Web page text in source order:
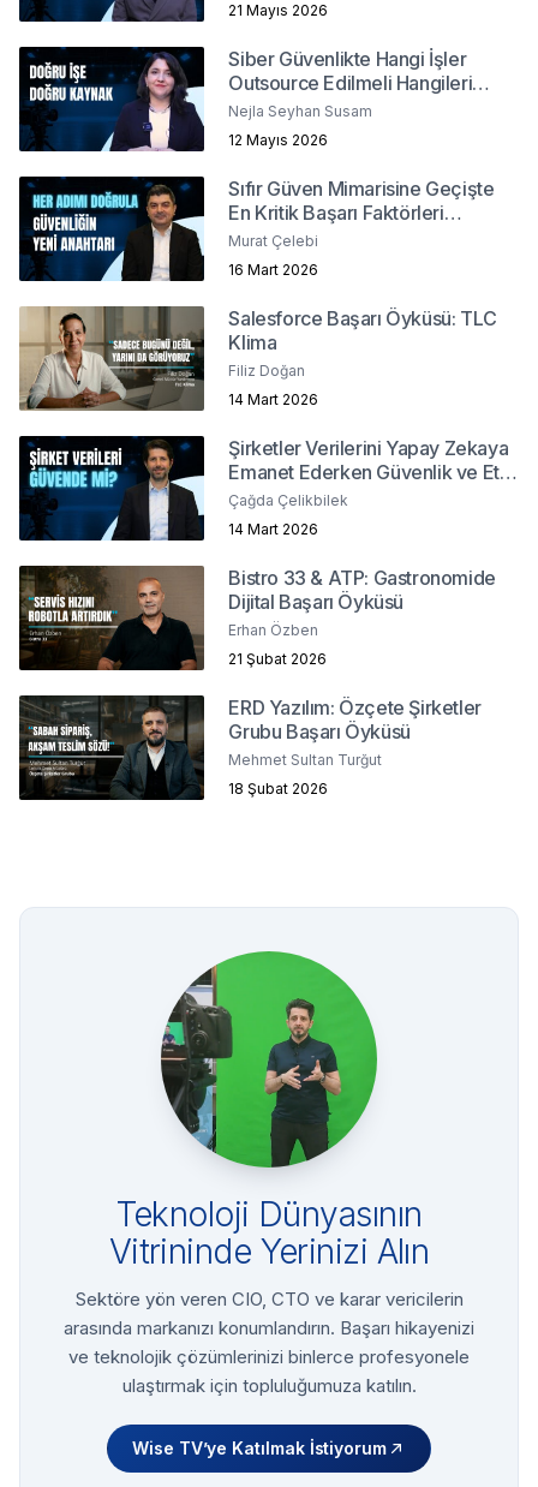
21 Mayıs 2026
Siber Güvenlikte Hangi İşler
Outsource Edilmeli Hangileri
İçeride Kalmalı?
Nejla Seyhan Susam
12 Mayıs 2026
Sıfır Güven Mimarisine Geçişte
En Kritik Başarı Faktörleri
Nelerdir?
Murat Çelebi
16 Mart 2026
Salesforce Başarı Öyküsü: TLC
Klima
Filiz Doğan
14 Mart 2026
Şirketler Verilerini Yapay Zekaya
Emanet Ederken Güvenlik ve Etik
Sınırlarını Nasıl Belirler?
Çağda Çelikbilek
14 Mart 2026
Bistro 33 & ATP: Gastronomide
Dijital Başarı Öyküsü
Erhan Özben
21 Şubat 2026
ERD Yazılım: Özçete Şirketler
Grubu Başarı Öyküsü
Mehmet Sultan Turğut
18 Şubat 2026
Teknoloji Dünyasının
Vitrininde Yerinizi Alın
Sektöre yön veren CIO, CTO ve karar vericilerin
arasında markanızı konumlandırın. Başarı hikayenizi
ve teknolojik çözümlerinizi binlerce profesyonele
ulaştırmak için topluluğumuza katılın.
Wise TV’ye Katılmak İstiyorum